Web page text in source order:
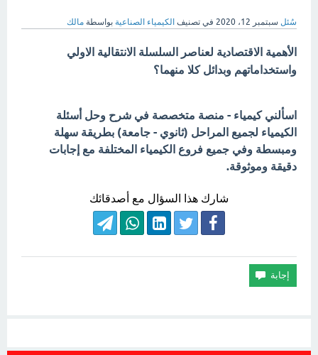
سُئل سبتمبر 12، 2020 في تصنيف الكيمياء الصناعية بواسطة مالك
الأهمية الاقتصادية لعناصر السلسلة الانتقالية الاولي
واستخداماتهم وبدائل كلا منهما؟
اسألني كيمياء - منصة متخصصة في شرح وحل أسئلة
الكيمياء لجميع المراحل (ثانوي - جامعة) بطريقة سهلة
ومبسطة وفي جميع فروع الكيمياء المختلفة مع إجابات
دقيقة وموثوقة.
شارك هذا السؤال مع أصدقائك